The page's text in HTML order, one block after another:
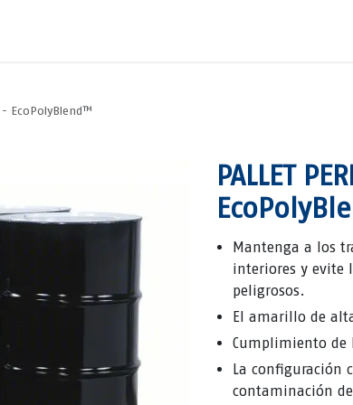
- EcoPolyBlend™
PALLET
Mantenga a los
interiores y evite
peligrosos.
El amarillo de
Cumplimiento de
La configuración
contaminación